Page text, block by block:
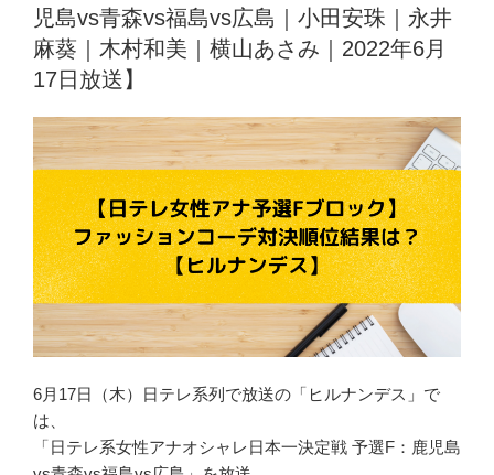
児島vs青森vs福島vs広島｜小田安珠｜永井
麻葵｜木村和美｜横山あさみ｜2022年6月
17日放送】
6月17日（木）日テレ系列で放送の「ヒルナンデス」で
は、
「日テレ系女性アナオシャレ日本一決定戦 予選F：鹿児島